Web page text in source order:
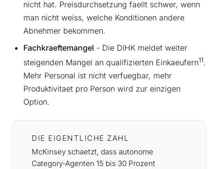
nicht hat. Preisdurchsetzung faellt schwer, wenn
man nicht weiss, welche Konditionen andere
Abnehmer bekommen.
Fachkraeftemangel - Die DIHK meldet weiter
steigenden Mangel an qualifizierten Einkaeufern11.
Mehr Personal ist nicht verfuegbar, mehr
Produktivitaet pro Person wird zur einzigen
Option.
DIE EIGENTLICHE ZAHL
McKinsey schaetzt, dass autonome
Category-Agenten 15 bis 30 Prozent